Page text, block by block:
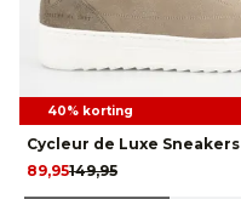
40% korting
Cycleur de Luxe Sneakers
149,95
89,95